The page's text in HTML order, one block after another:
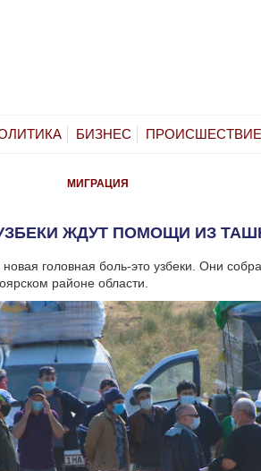
БИЗНЕС ПРОИСШЕСТВИЕ
МИГРАЦИЯ
ЖДУТ ПОМОЩИ ИЗ
головная боль-это узбеки. Они
районе области.